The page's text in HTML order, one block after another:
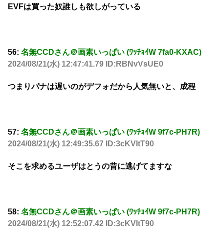
EVFは買った奴誰しも欲しがっている
56: 名無CCDさん＠画素いっぱい (ﾜｯﾁｮｲW 7fa0-KXAC)
2024/08/21(水) 12:47:41.79 ID:RBNvVsUE0
つまりパナは遅いのがデフォだから人気無いと、成程
57: 名無CCDさん＠画素いっぱい (ﾜｯﾁｮｲW 9f7c-PH7R)
2024/08/21(水) 12:49:35.67 ID:3cKVItT90
そこを求めるユーザはとうの昔に逃げてますな
58: 名無CCDさん＠画素いっぱい (ﾜｯﾁｮｲW 9f7c-PH7R)
2024/08/21(水) 12:52:07.42 ID:3cKVItT90